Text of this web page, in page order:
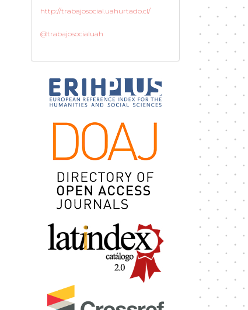
http://trabajosocial.uahurtado.cl/
@trabajosocialuah